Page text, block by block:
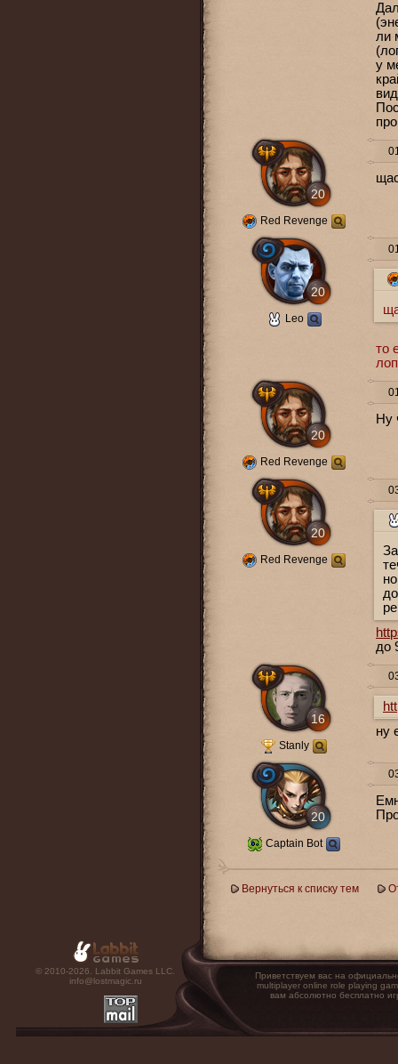
ли
у
20
Red Revenge
20
Leo
то
20
Red Revenge
Ну
20
Red Revenge
до
16
Stanly
ну
20
Captain Bot
Вернуться к списку тем
© 2010-2026. Labbit Games LLC.
info@lostmagic.ru
Приветствуем вас на
multiplayer online role playing
вам абсолютно бесплатно